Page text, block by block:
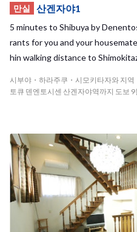
시부야 지역에서 셰어하우스를
만실 산겐자야1
5 minutes to Shibuya by
rants for you and your
hin walking distance to
시부야・하라주쿠・시모키타자와 지역
토큐 덴엔토시센 산겐자야역까지 도보 9